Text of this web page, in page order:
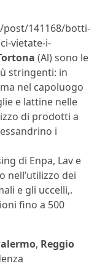
post/141168/botti-
vietate-i-
(Al) sono le
stringenti: in
nel capoluogo
e lattine nelle
di prodotti a
i
di Enpa, Lav e
nell’utilizzo dei
e gli uccelli,.
fino a 500
, Reggio